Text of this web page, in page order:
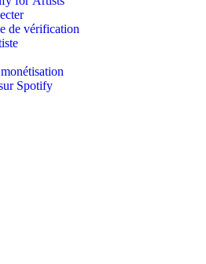
de vérification
Spotify